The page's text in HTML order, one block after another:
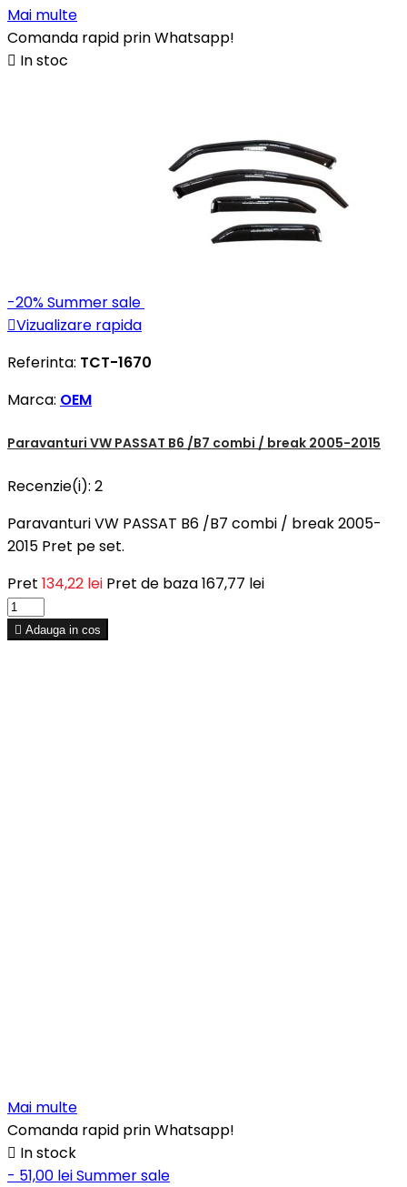
Mai multe
Comanda rapid prin Whatsapp!
 In stoc
-20%Summer sale
Vizualizare rapida
Referinta: TCT-1670
Marca: OEM
Paravanturi VW PASSAT B6 /B7 combi / break 2005-2015
Recenzie(i): 2
Paravanturi VW PASSAT B6 /B7 combi / break 2005-
2015 Pret pe set.
Pret 134,22 lei Pret de baza167,77 lei
 Adauga in cos
Mai multe
Comanda rapid prin Whatsapp!
 In stock
- 51,00 leiSummer sale